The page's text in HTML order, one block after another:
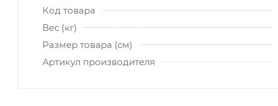
Код товара
Вес (кг)
Размер товара (см)
Артикул производителя